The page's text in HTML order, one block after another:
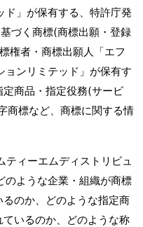
ド」が保有する、特許庁発
づく商標(商標出願・登録
権者・商標出願人「エフ
ョンリミテッド」が保有す
商品・指定役務(サービ
商標など、商標に関する情
ィーエムディストリビュ
のような企業・組織が商標
のか、どのような指定商
いるのか、どのような称